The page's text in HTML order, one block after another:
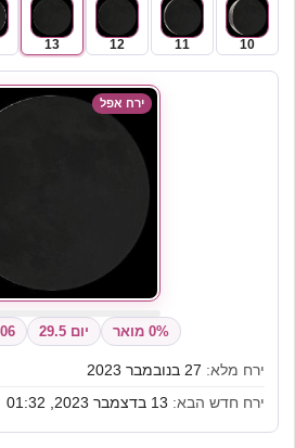
10
11
12
13
ירח אפל
0% מואר יום 29.5
ירח מלא:
ירח חדש הבא: